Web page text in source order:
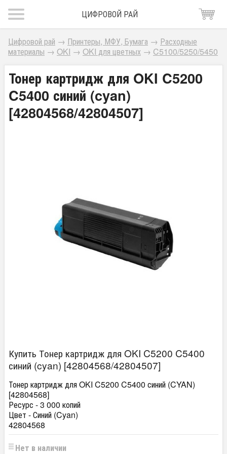
ЦИФРОВОЙ РАЙ
Цифровой рай → Принтеры, МФУ, Бумага → Расходные
материалы → OKI → OKI для цветных → C5100/5250/5450
Тонер картридж для OKI C5200
C5400 синий (cyan)
[42804568/42804507]
Купить Тонер картридж для OKI C5200 C5400
синий (cyan) [42804568/42804507]
Тонер картридж для OKI C5200 C5400 синий (CYAN)
[42804568]
Ресурс - 3 000 копий
Цвет - Синий (Cyan)
42804568
Нет в наличии